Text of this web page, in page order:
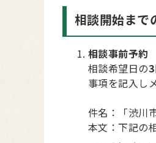
相談開始まで
相談事前予約
相談希望日の
事項を記入し
件名：「渋川
本文：下記の